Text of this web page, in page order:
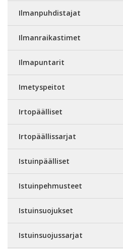
Ilmanpuhdistajat
Ilmanraikastimet
Ilmapuntarit
Imetyspeitot
Irtopäälliset
Irtopäällissarjat
Istuinpäälliset
Istuinpehmusteet
Istuinsuojukset
Istuinsuojussarjat